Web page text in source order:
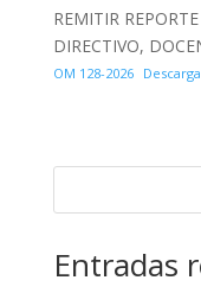
REMITIR
DIRECTIVO,
OM 128-2026 Descarga
Entradas